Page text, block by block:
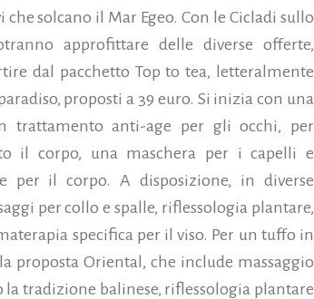
solcano il Mar Egeo. Con le Cicladi sullo
approfittare delle diverse offerte,
dal pacchetto Top to tea, letteralmente
proposti a 39 euro. Si inizia con una
trattamento anti-age per gli occhi, per
il corpo, una maschera per i capelli e
per il corpo. A disposizione, in diverse
per collo e spalle, riflessologia plantare,
specifica per il viso. Per un tuffo in
proposta Oriental, che include massaggio
la tradizione balinese, riflessologia plantare